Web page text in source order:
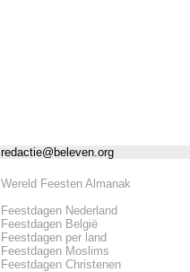
redactie@beleven.org
Wereld Feesten Almanak
Feestdagen Nederland
Feestdagen België
Feestdagen per land
Feestdagen Moslims
Feestdagen Christenen